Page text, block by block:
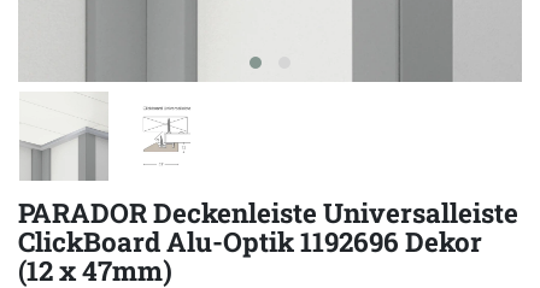
PARADOR Deckenleiste Universalleiste
ClickBoard Alu-Optik 1192696 Dekor
(12 x 47mm)